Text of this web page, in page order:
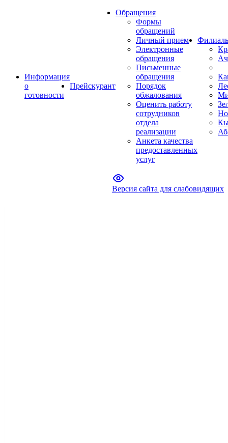
Информация
о
готовности
Прейскурант
Обращения
Формы
обращений
Личный прием
Электронные
обращения
Письменные
обращения
Порядок
обжалования
Оценить работу
сотрудников
отдела
реализации
Анкета качества
предоставленных
услуг
Версия сайта для слабовидящих